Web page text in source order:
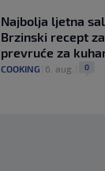
Najbolja ljetna
Brzinski recept
prevruće za
COOKING 6. aug. 0